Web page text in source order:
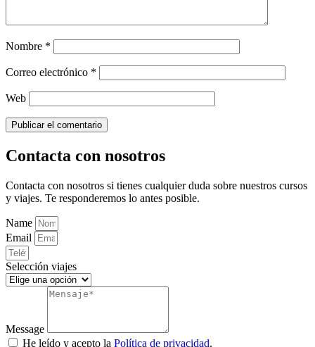
Nombre *
Correo electrónico *
Web
Contacta con nosotros
Contacta con nosotros si tienes cualquier duda sobre nuestros cursos
y viajes. Te responderemos lo antes posible.
Name
Email
Selección viajes
Message
He leído y acepto la Política de privacidad.